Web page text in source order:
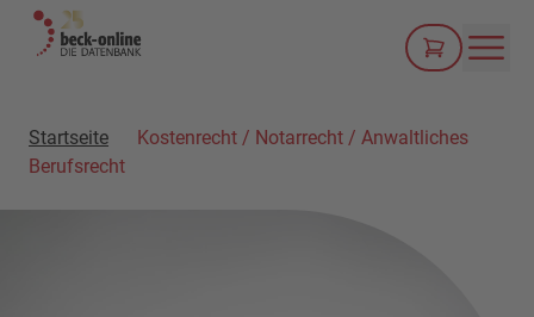
Startseite
Kostenrecht / Notarrecht / Anwaltliches
Berufsrecht